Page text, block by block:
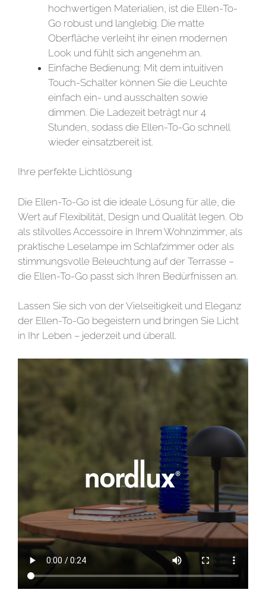
hochwertigen Materialien, ist die Ellen-To-
Go robust und langlebig. Die matte
Oberfläche verleiht ihr einen modernen
Look und fühlt sich angenehm an.
Einfache Bedienung: Mit dem intuitiven
Touch-Schalter können Sie die Leuchte
einfach ein- und ausschalten sowie
dimmen. Die Ladezeit beträgt nur 4
Stunden, sodass die Ellen-To-Go schnell
wieder einsatzbereit ist.
Ihre perfekte Lichtlösung
Die Ellen-To-Go ist die ideale Lösung für alle, die
Wert auf Flexibilität, Design und Qualität legen. Ob
als stilvolles Accessoire in Ihrem Wohnzimmer, als
praktische Leselampe im Schlafzimmer oder als
stimmungsvolle Beleuchtung auf der Terrasse –
die Ellen-To-Go passt sich Ihren Bedürfnissen an.
Lassen Sie sich von der Vielseitigkeit und Eleganz
der Ellen-To-Go begeistern und bringen Sie Licht
in Ihr Leben – jederzeit und überall.